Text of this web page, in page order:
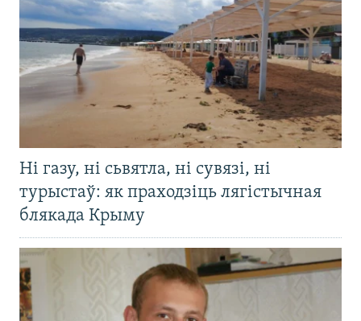
Ні газу, ні сьвятла, ні сувязі, ні
турыстаў: як праходзіць лягістычная
блякада Крыму